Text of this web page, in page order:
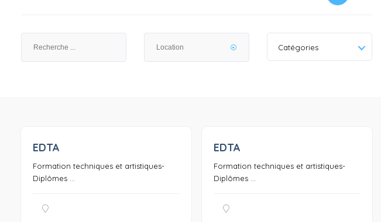
Catégories
EDTA
Formation techniques et artistiques-
Diplômes ...
EDTA
Formation techniques et artistiques-
Diplômes ...